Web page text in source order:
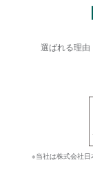
選ばれる理由
※当社は株式会社日